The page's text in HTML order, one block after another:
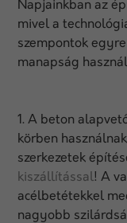
Napjainkban az
mivel a
szempontok
manapság
1. A beton
körben
szerkezetek
kiszállítással! A
acélbetétekkel
nagyobb